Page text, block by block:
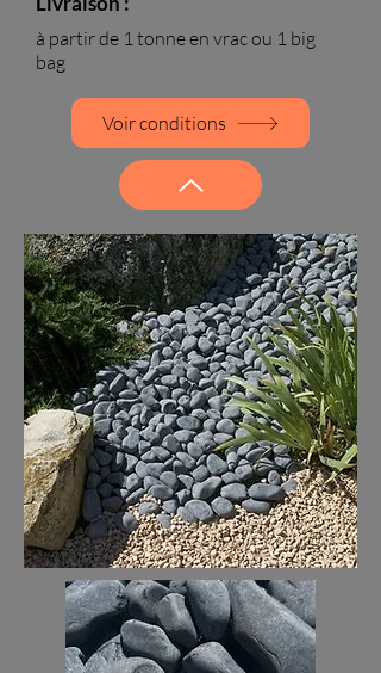
à partir de 1 tonne en vrac ou 1 big
bag
Voir conditions